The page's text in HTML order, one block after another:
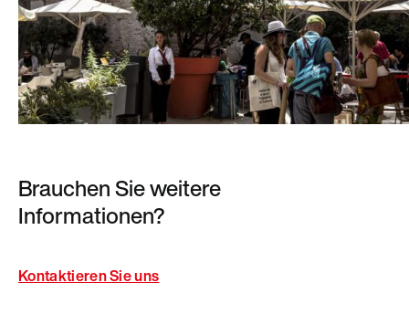
Brauchen Sie weitere
Informationen?
Kontaktieren Sie uns